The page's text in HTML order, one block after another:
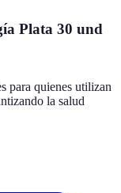
Plata 30 und
para quienes utilizan
la salud